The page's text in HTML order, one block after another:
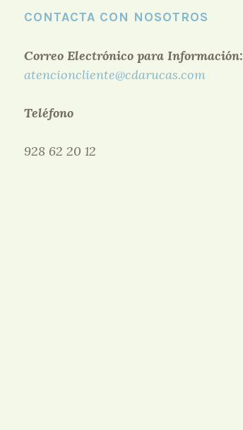
CONTACTA CON NOSOTROS
Correo Electrónico para Información:
atencioncliente@cdarucas.com
Teléfono
928 62 20 12